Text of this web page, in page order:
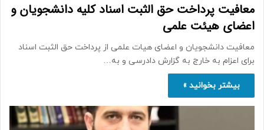
معافیت پرداخت حق الثبت اسناد کلیه دانشجویان و
اعضای هیئت علمی
معافیت دانشجویان و اعضای هیات علمی از پرداخت حق الثبت اسناد
برای اعزام به خارج به گزارش دادرسی و به…
بیشتر بخوانید »